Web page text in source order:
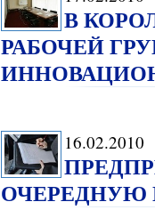
В
РАБОЧЕЙ
16.02.2010
ОЧЕРЕДНУЮ